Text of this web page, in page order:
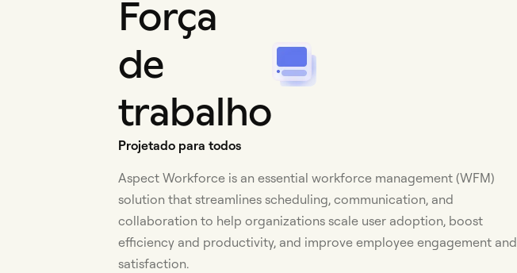
Força
de
trabalho
Projetado para todos
Aspect Workforce is an essential workforce management (WFM)
solution that streamlines scheduling, communication, and
collaboration to help organizations scale user adoption, boost
efficiency and productivity, and improve employee engagement and
satisfaction.